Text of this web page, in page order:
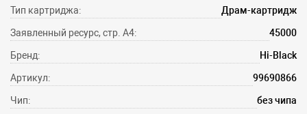
Тип картриджа: Драм-картридж
Заявленный ресурс, стр. А4: 45000
Бренд: Hi-Black
Артикул: 99690866
Чип: без чипа